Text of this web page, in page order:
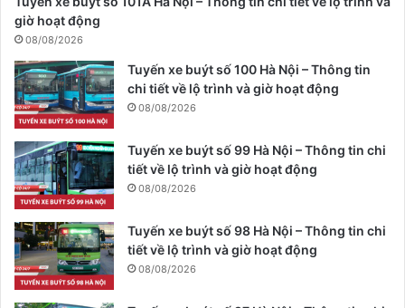
giờ hoạt động
08/08/2026
Tuyến xe buýt số 100 Hà Nội – Thông tin
chi tiết về lộ trình và giờ hoạt động
08/08/2026
Tuyến xe buýt số 99 Hà Nội – Thông tin chi
tiết về lộ trình và giờ hoạt động
08/08/2026
Tuyến xe buýt số 98 Hà Nội – Thông tin chi
tiết về lộ trình và giờ hoạt động
08/08/2026